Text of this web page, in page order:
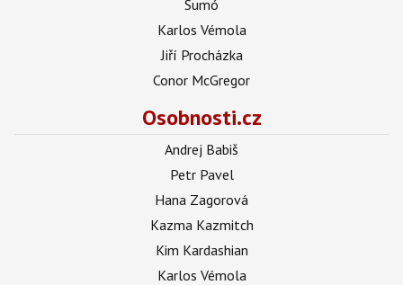
Sumó
Karlos Vémola
Jiří Procházka
Conor McGregor
Osobnosti.cz
Andrej Babiš
Petr Pavel
Hana Zagorová
Kazma Kazmitch
Kim Kardashian
Karlos Vémola